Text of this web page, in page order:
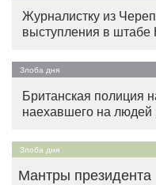
Журналистку из
выступления в штабе
Злоба дня
Британская полиция
наехавшего на
Злоба дня
Мантры президента